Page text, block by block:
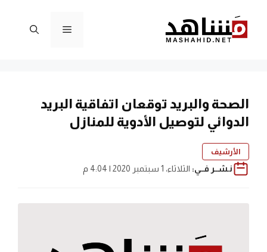
المحتوى
القائمة
الصحة والبريد توقعان اتفاقية البريد
الدوائي لتوصيل الأدوية للمنازل
الأرشيف
نـشــر فــي: الثلاثاء، 1 سبتمبر 2020 | 4:04 م